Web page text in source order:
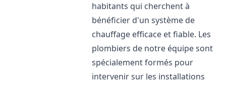
habitants qui cherchent à
bénéficier d'un système de
chauffage efficace et fiable. Les
plombiers de notre équipe sont
spécialement formés pour
intervenir sur les installations